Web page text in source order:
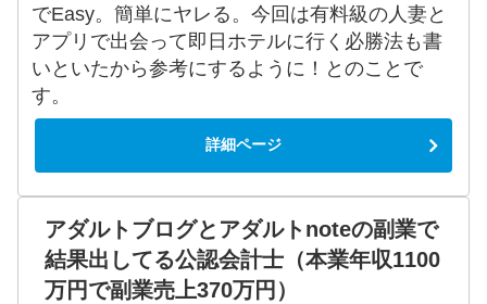
でEasy。簡単にヤレる。今回は有料級の人妻と
アプリで出会って即日ホテルに行く必勝法も書
いといたから参考にするように！とのことで
す。
詳細ページ
アダルトブログとアダルトnoteの副業で
結果出してる公認会計士（本業年収1100
万円で副業売上370万円）